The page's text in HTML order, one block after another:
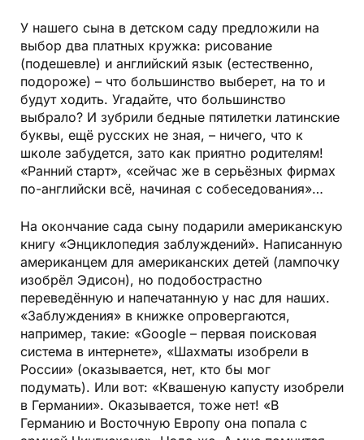
У нашего сына в детском саду предложили на
выбор два платных кружка: рисование
(подешевле) и английский язык (естественно,
подороже) – что большинство выберет, на то и
будут ходить. Угадайте, что большинство
выбрало? И зубрили бедные пятилетки латинские
буквы, ещё русских не зная, – ничего, что к
школе забудется, зато как приятно родителям!
«Ранний старт», «сейчас же в серьёзных фирмах
по-английски всё, начиная с собеседования»…
На окончание сада сыну подарили американскую
книгу «Энциклопедия заблуждений». Написанную
американцем для американских детей (лампочку
изобрёл Эдисон), но подобострастно
переведённую и напечатанную у нас для наших.
«Заблуждения» в книжке опровергаются,
например, такие: «Google – первая поисковая
система в интернете», «Шахматы изобрели в
России» (оказывается, нет, кто бы мог
подумать). Или вот: «Квашеную капусту изобрели
в Германии». Оказывается, тоже нет! «В
Германию и Восточную Европу она попала с